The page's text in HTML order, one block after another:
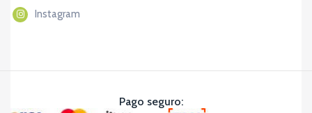
Instagram
Pago seguro: